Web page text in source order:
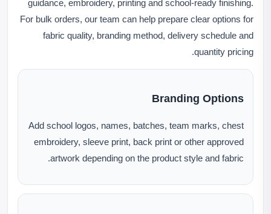
guidance, embroidery, printing and school-ready finishing.
For bulk orders, our team can help prepare clear options for
fabric quality, branding method, delivery schedule and
quantity pricing.
Branding Options
Add school logos, names, batches, team marks, chest
embroidery, sleeve print, back print or other approved
artwork depending on the product style and fabric.